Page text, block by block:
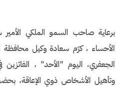
برعاية صاحب السمو الملكي
الأحساء ، كرّم سعادة وكيل محافظة
الجعفري، اليوم "الأحد" ، الفائزين
وتأهيل الأشخاص ذوي الإعاقة،